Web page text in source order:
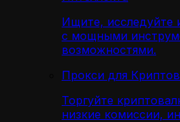
Ищите, исследуйте
с мощными
возможностями.
Прокси для
Торгуйте
низкие комиссии,